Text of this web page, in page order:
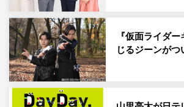
も言えない感情が毎日僕の背中を覆っ
す」と驚きのオファーだったことを明
パーソナリティーについては「最年少
すか、自分ならではの雰囲気が出せた
す。小さい頃から皆さんに“親近感があ
っていただくので、テレビの中からで
『仮面ライダ
じるジーンが